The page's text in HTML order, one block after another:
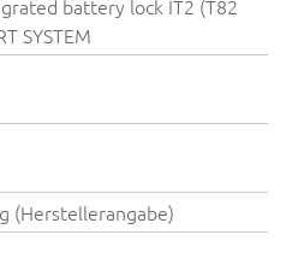
battery lock IT2 (T82
SYSTEM
(Herstellerangabe)